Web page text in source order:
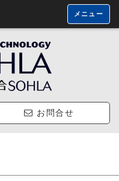
メニュー
お問合せ